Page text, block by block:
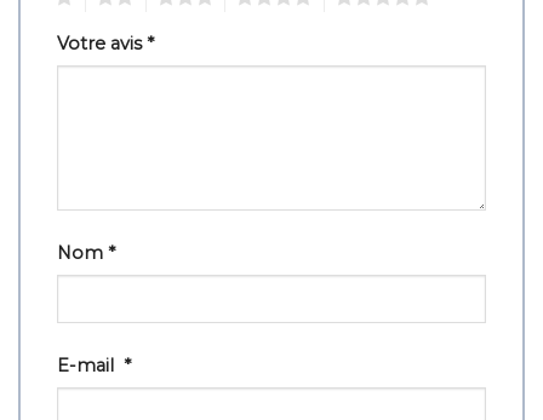
Votre avis*
Nom *
E-mail *